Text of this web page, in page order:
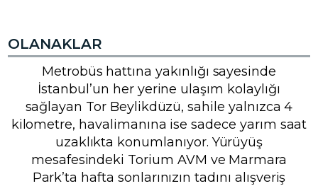
OLANAKLAR
Metrobüs hattına yakınlığı sayesinde
İstanbul’un her yerine ulaşım kolaylığı
sağlayan Tor Beylikdüzü, sahile yalnızca 4
kilometre, havalimanına ise sadece yarım saat
uzaklıkta konumlanıyor. Yürüyüş
mesafesindeki Torium AVM ve Marmara
Park’ta hafta sonlarınızın tadını alışveriş